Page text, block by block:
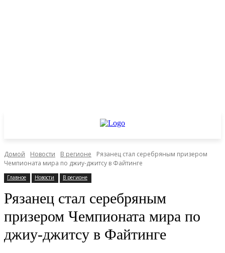
Домой Новости В регионе
Рязанец стал серебряным призером
Чемпионата мира по джиу-джитсу в Файтинге
Главное Новости В регионе
Рязанец стал серебряным
призером Чемпионата мира по
джиу-джитсу в Файтинге